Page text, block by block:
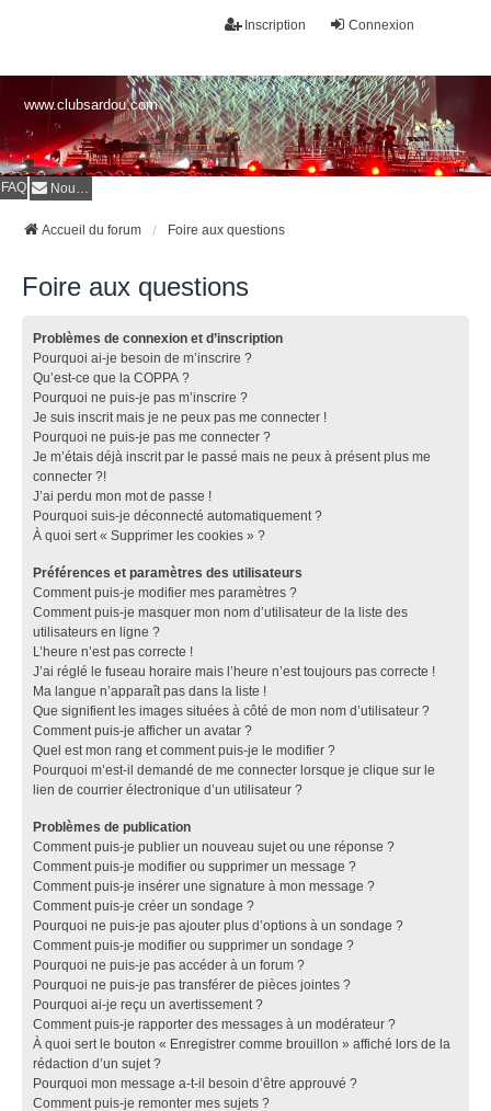
Connexion
Inscription
www.clubsardou.com
FAQ Nous contacter
Accueil du forum Foire aux questions
Foire aux questions
Problèmes de connexion et d’inscription
Pourquoi ai-je besoin de m’inscrire ?
Qu’est-ce que la COPPA ?
Pourquoi ne puis-je pas m’inscrire ?
Je suis inscrit mais je ne peux pas me connecter !
Pourquoi ne puis-je pas me connecter ?
Je m’étais déjà inscrit par le passé mais ne peux à présent plus me
connecter ?!
J’ai perdu mon mot de passe !
Pourquoi suis-je déconnecté automatiquement ?
À quoi sert « Supprimer les cookies » ?
Préférences et paramètres des utilisateurs
Comment puis-je modifier mes paramètres ?
Comment puis-je masquer mon nom d’utilisateur de la liste des
utilisateurs en ligne ?
L’heure n’est pas correcte !
J’ai réglé le fuseau horaire mais l’heure n’est toujours pas correcte !
Ma langue n’apparaît pas dans la liste !
Que signifient les images situées à côté de mon nom d’utilisateur ?
Comment puis-je afficher un avatar ?
Quel est mon rang et comment puis-je le modifier ?
Pourquoi m’est-il demandé de me connecter lorsque je clique sur le
lien de courrier électronique d’un utilisateur ?
Problèmes de publication
Comment puis-je publier un nouveau sujet ou une réponse ?
Comment puis-je modifier ou supprimer un message ?
Comment puis-je insérer une signature à mon message ?
Comment puis-je créer un sondage ?
Pourquoi ne puis-je pas ajouter plus d’options à un sondage ?
Comment puis-je modifier ou supprimer un sondage ?
Pourquoi ne puis-je pas accéder à un forum ?
Pourquoi ne puis-je pas transférer de pièces jointes ?
Pourquoi ai-je reçu un avertissement ?
Comment puis-je rapporter des messages à un modérateur ?
À quoi sert le bouton « Enregistrer comme brouillon » affiché lors de la
rédaction d’un sujet ?
Pourquoi mon message a-t-il besoin d’être approuvé ?
Comment puis-je remonter mes sujets ?